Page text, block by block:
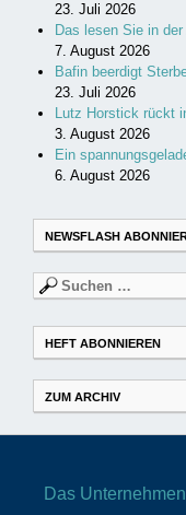
23. Juli 2026
Das lesen Sie in
7. August 2026
Bafin beerdigt
23. Juli 2026
Lutz Horstick rückt
3. August 2026
Ein
6. August 2026
NEWSFLASH
Suchen
nach:
HEFT ABONNIEREN
ZUM ARCHIV
Das Unternehmen